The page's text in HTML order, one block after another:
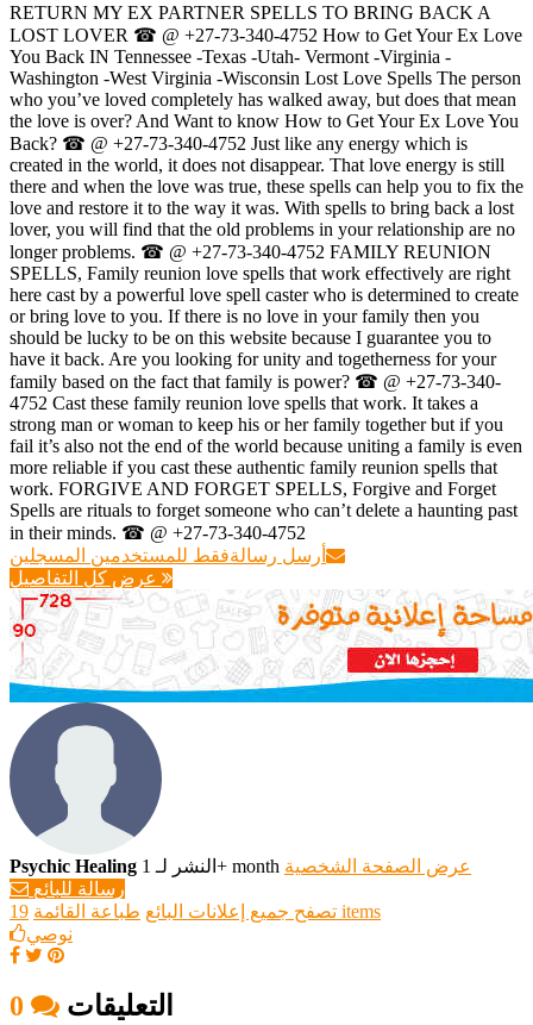
RETURN MY EX PARTNER SPELLS TO BRING BACK A
LOST LOVER ☎ @ +27-73-340-4752 How to Get Your Ex Love
You Back IN Tennessee -Texas -Utah- Vermont -Virginia -
Washington -West Virginia -Wisconsin Lost Love Spells The person
who you’ve loved completely has walked away, but does that mean
the love is over? And Want to know How to Get Your Ex Love You
Back? ☎ @ +27-73-340-4752 Just like any energy which is
created in the world, it does not disappear. That love energy is still
there and when the love was true, these spells can help you to fix the
love and restore it to the way it was. With spells to bring back a lost
lover, you will find that the old problems in your relationship are no
longer problems. ☎ @ +27-73-340-4752 FAMILY REUNION
SPELLS, Family reunion love spells that work effectively are right
here cast by a powerful love spell caster who is determined to create
or bring love to you. If there is no love in your family then you
should be lucky to be on this website because I guarantee you to
have it back. Are you looking for unity and togetherness for your
family based on the fact that family is power? ☎ @ +27-73-340-
4752 Cast these family reunion love spells that work. It takes a
strong man or woman to keep his or her family together but if you
fail it’s also not the end of the world because uniting a family is even
more reliable if you cast these authentic family reunion spells that
work. FORGIVE AND FORGET SPELLS, Forgive and Forget
Spells are rituals to forget someone who can’t delete a haunting past
in their minds. ☎ @ +27-73-340-4752
أرسل رسالةفقط للمستخدمين المسجلين
Psychic Healing النشر لـ 1+ month عرض الصفحة الشخصية
رسالة للبائع
تصفح جميع إعلانات البائع طباعة القائمة
19 items
نوصي
التعليقات